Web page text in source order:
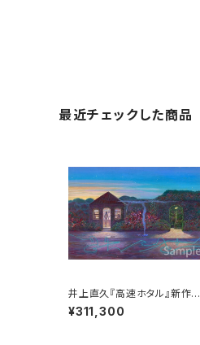
最近チェックした商品
井上直久『高速ホタル』新作版
画
¥311,300